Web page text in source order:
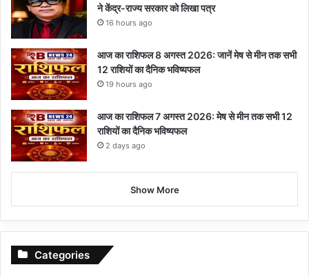
ने केंद्र-राज्य सरकार को लिखा पत्र
16 hours ago
आज का राशिफल 8 अगस्त 2026: जानें मेष से मीन तक सभी
12 राशियों का दैनिक भविष्यफल
19 hours ago
आज का राशिफल 7 अगस्त 2026: मेष से मीन तक सभी 12
राशियों का दैनिक भविष्यफल
2 days ago
Show More
Categories